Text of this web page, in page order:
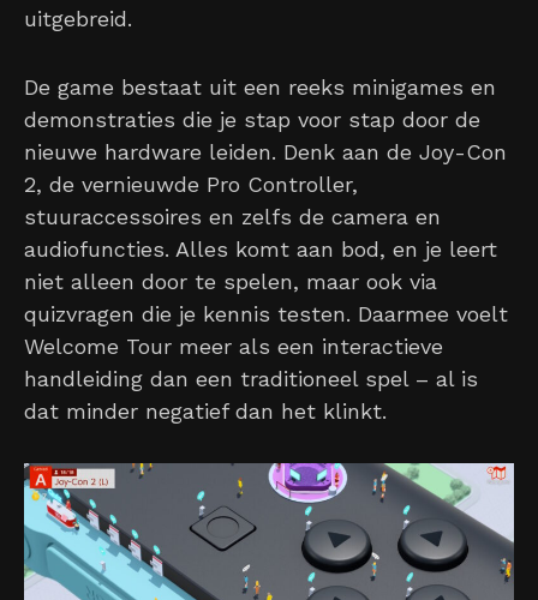
uitgebreid.
De game bestaat uit een reeks minigames en
demonstraties die je stap voor stap door de
nieuwe hardware leiden. Denk aan de Joy-Con
2, de vernieuwde Pro Controller,
stuuraccessoires en zelfs de camera en
audiofuncties. Alles komt aan bod, en je leert
niet alleen door te spelen, maar ook via
quizvragen die je kennis testen. Daarmee voelt
Welcome Tour meer als een interactieve
handleiding dan een traditioneel spel – al is
dat minder negatief dan het klinkt.